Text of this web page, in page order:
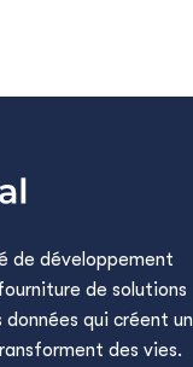
de développement
de solutions
données qui créent un
des vies.